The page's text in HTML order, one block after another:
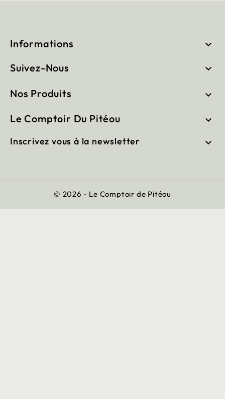
Informations 
Suivez-Nous 
Nos Produits 
Le Comptoir Du Pitéou 
Inscrivez vous à la newsletter 
© 2026 - Le Comptoir de Pitéou